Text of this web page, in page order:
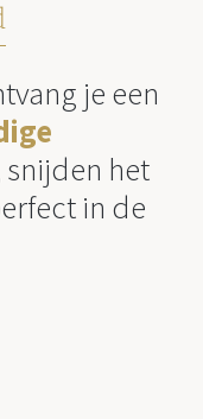
je een
snijden het
in de